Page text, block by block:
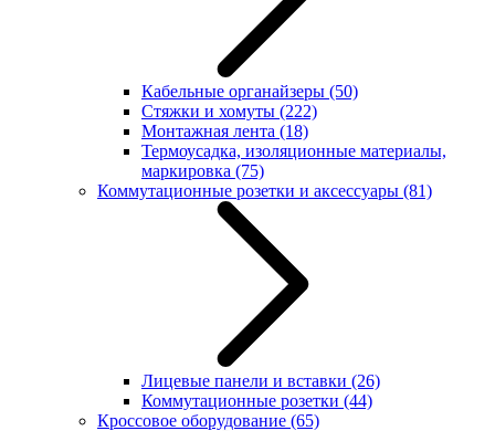
Кабельные органайзеры (50)
Стяжки и хомуты (222)
Монтажная лента (18)
Термоусадка, изоляционные материалы,
маркировка (75)
Коммутационные розетки и аксессуары (81)
Лицевые панели и вставки (26)
Коммутационные розетки (44)
Кроссовое оборудование (65)